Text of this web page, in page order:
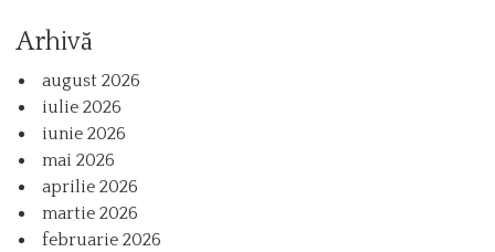
Arhivă
august 2026
iulie 2026
iunie 2026
mai 2026
aprilie 2026
martie 2026
februarie 2026